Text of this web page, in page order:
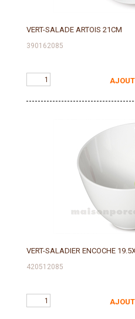
VERT-SALADE ARTOIS 21CM
390162085
VERT-SALADIER ENCOCHE
420512085